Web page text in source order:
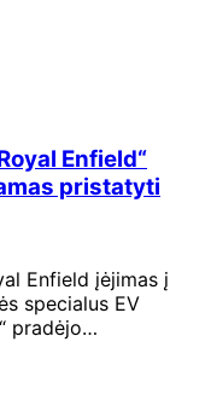
Enfield“
pristatyti
Enfield įėjimas į
specialus EV
pradėjo…